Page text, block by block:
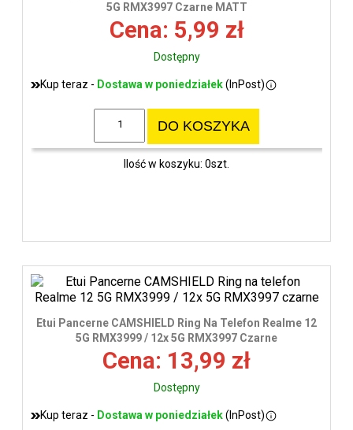
5G RMX3997 Czarne MATT
Cena: 5,99 zł
Dostępny
Kup teraz - Dostawa w poniedziałek(InPost)
DO KOSZYKA
Ilość w koszyku: 0szt.
Etui Pancerne CAMSHIELD Ring Na Telefon Realme 12
5G RMX3999 / 12x 5G RMX3997 Czarne
Cena: 13,99 zł
Dostępny
Kup teraz - Dostawa w poniedziałek(InPost)